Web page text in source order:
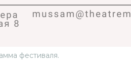
фестиваля.